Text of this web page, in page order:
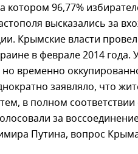
котором 96,77%
высказались за
Крымские власти
в феврале 2014
временно
заявляло, что
в полном
за
Путина, вопрос